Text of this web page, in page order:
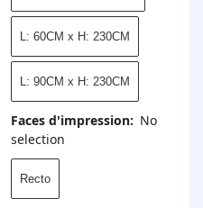
L: 60CM x H: 230CM
L: 90CM x H: 230CM
Faces d'impression: No
selection
Recto